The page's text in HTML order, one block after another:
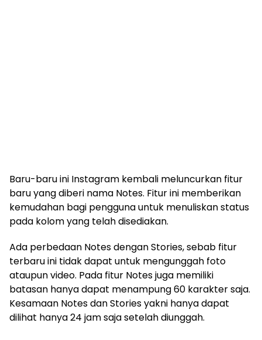
Baru-baru ini Instagram kembali meluncurkan fitur
baru yang diberi nama Notes. Fitur ini memberikan
kemudahan bagi pengguna untuk menuliskan status
pada kolom yang telah disediakan.
Ada perbedaan Notes dengan Stories, sebab fitur
terbaru ini tidak dapat untuk mengunggah foto
ataupun video. Pada fitur Notes juga memiliki
batasan hanya dapat menampung 60 karakter saja.
Kesamaan Notes dan Stories yakni hanya dapat
dilihat hanya 24 jam saja setelah diunggah.